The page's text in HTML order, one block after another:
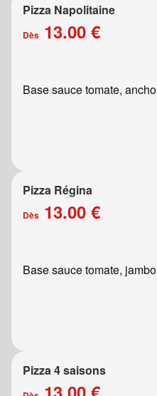
Pizza Napolitaine
Dès 13.00 €
Base sauce tomate,
Pizza Régina
Dès 13.00 €
Base sauce tomate,
Pizza 4 saisons